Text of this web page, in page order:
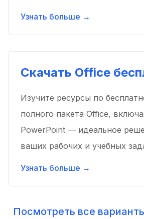
Узнать больше →
Скачать Office
Изучите ресурсы по
полного пакета Office,
PowerPoint — идеальное
ваших рабочих и учебных
Узнать больше →
Посмотреть все